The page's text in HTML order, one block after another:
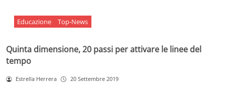
Educazione Top-News
Quinta dimensione, 20 passi per attivare le linee del
tempo
Estrella Herrera 20 Settembre 2019